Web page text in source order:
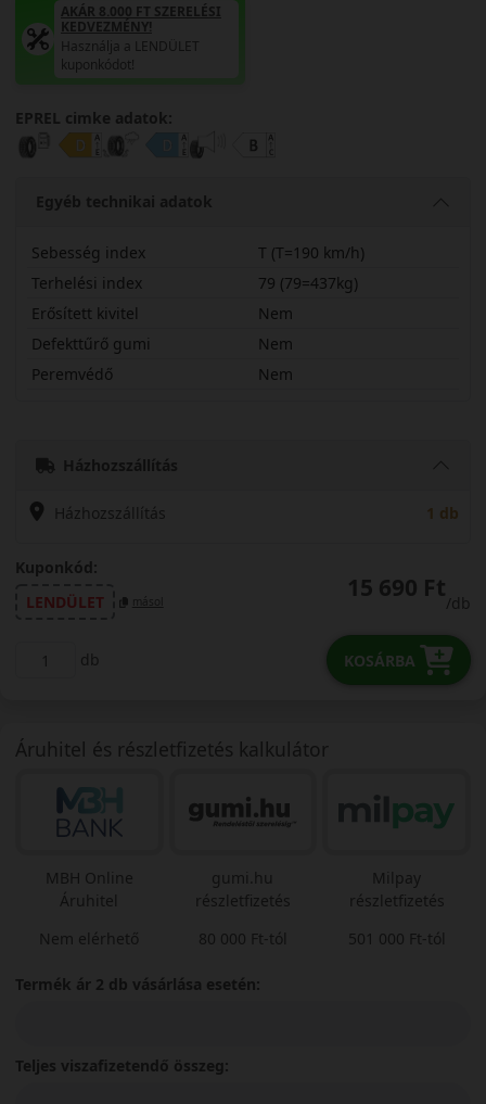
AKÁR 8.000 FT SZERELÉSI
KEDVEZMÉNY!
Használja a LENDÜLET
kuponkódot!
EPREL cimke adatok:
Egyéb technikai adatok
Sebesség index
T (T=190 km/h)
Terhelési index
79 (79=437kg)
Erősített kivitel
Nem
Defekttűrő gumi
Nem
Peremvédő
Nem
Házhozszállítás
Házhozszállítás 1 db
Kuponkód:
LENDÜLET
másol 15 690 Ft
/db
db KOSÁRBA
Áruhitel és részletfizetés kalkulátor
MBH Online
Áruhitel
Nem elérhető
gumi.hu
részletfizetés
80 000 Ft-tól
Milpay
részletfizetés
501 000 Ft-tól
Termék ár 2 db vásárlása esetén:
Teljes viszafizetendő összeg: